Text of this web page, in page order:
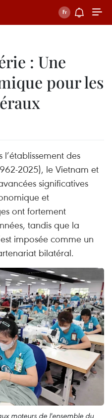
: Une
pour les
l’établissement des
2025), le Vietnam et
significatives
et
ont fortement
tandis que la
imposée comme un
bilatéral.
moteurs de l'ensemble du